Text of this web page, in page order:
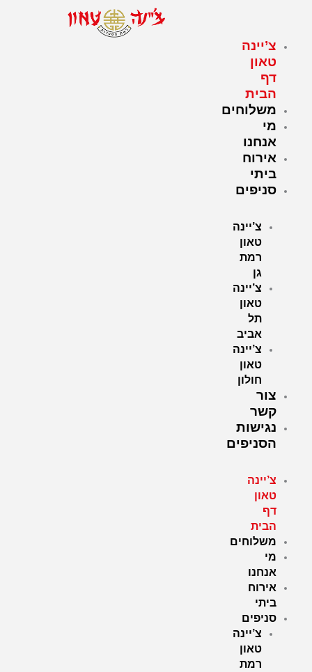
צ’יינה
טאון
דף
הבית
משלוחים
מי
אנחנו
אירוח
ביתי
סניפים
צ’יינה
טאון
רמת
גן
צ’יינה
טאון
תל
אביב
צ’יינה
טאון
חולון
צור
קשר
נגישות
הסניפים
צ’יינה
טאון
דף
הבית
משלוחים
מי
אנחנו
אירוח
ביתי
סניפים
צ’יינה
טאון
רמת